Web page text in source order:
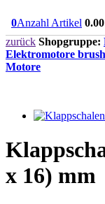
0Anzahl Artikel 0.00
zurück Shopgruppe:
Elektromotore
Motore
x 16) mm